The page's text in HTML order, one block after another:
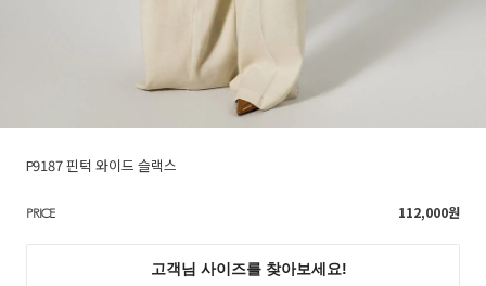
P9187 핀턱 와이드 슬랙스
PRICE 112,000원